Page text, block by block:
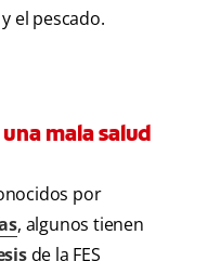
el pescado.
mala salud
por
, algunos tienen
de la FES